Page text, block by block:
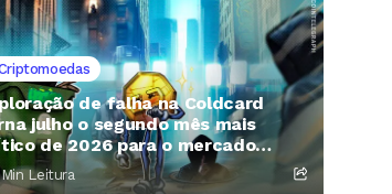
de falha na Coldcard
julho o segundo mês mais
de 2026 para o mercado
Min Leitura